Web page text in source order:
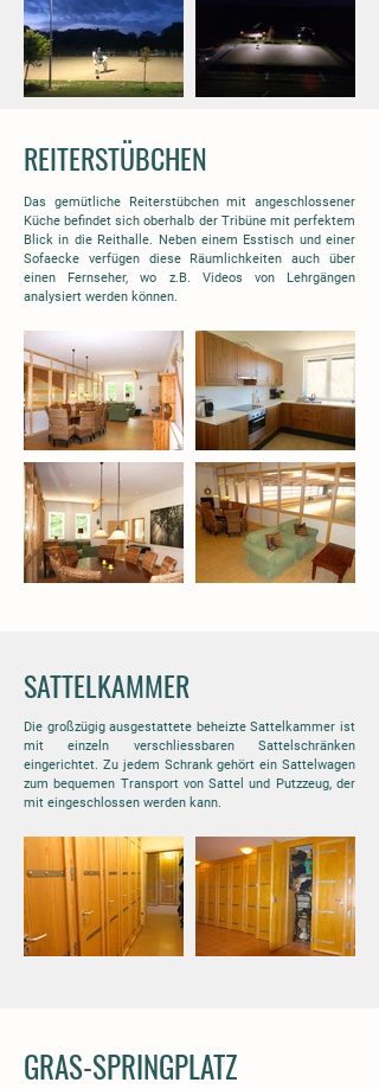
REITERSTÜBCHEN
Das gemütliche Reiterstübchen mit angeschlossener
Küche befindet sich oberhalb der Tribüne mit perfektem
Blick in die Reithalle. Neben einem Esstisch und einer
Sofaecke verfügen diese Räumlichkeiten auch über
einen Fernseher, wo z.B. Videos von Lehrgängen
analysiert werden können.
SATTELKAMMER
Die großzügig ausgestattete beheizte Sattelkammer ist
mit einzeln verschliessbaren Sattelschränken
eingerichtet. Zu jedem Schrank gehört ein Sattelwagen
zum bequemen Transport von Sattel und Putzzeug, der
mit eingeschlossen werden kann.
GRAS-SPRINGPLATZ